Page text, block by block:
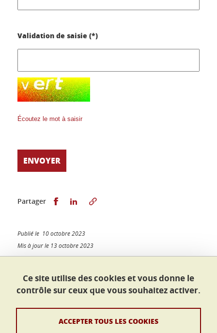
Validation de saisie (*)
Écoutez le mot à saisir
Partager Partager sur Facebook
Partager sur LinkedIn
Publié le 10 octobre 2023
Mis à jour le 13 octobre 2023
École doctorale Sciences juridiques
38400 Saint-Martin-d'Hères
Ce site utilise des cookies et vous donne le
contrôle sur ceux que vous souhaitez activer.
ACCEPTER TOUS LES COOKIES